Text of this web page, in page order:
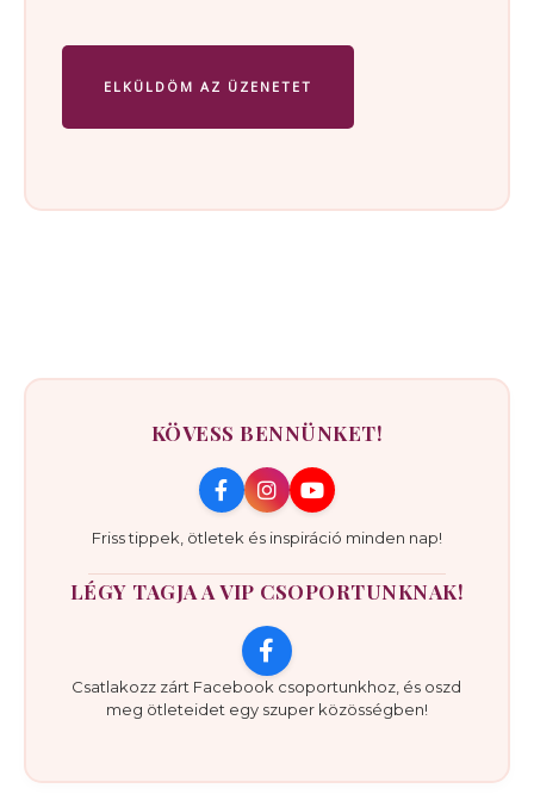
KÖVESS BENNÜNKET!
Friss tippek, ötletek és inspiráció minden nap!
LÉGY TAGJA A VIP CSOPORTUNKNAK!
Csatlakozz zárt Facebook csoportunkhoz, és oszd
meg ötleteidet egy szuper közösségben!